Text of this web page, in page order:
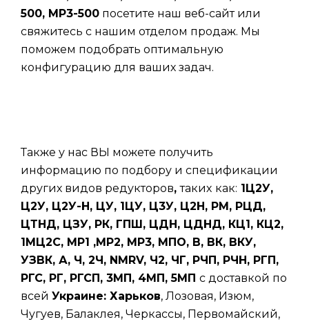
500, МР3-500 посетите наш веб-сайт или
свяжитесь с нашим отделом продаж. Мы
поможем подобрать оптимальную
конфигурацию для ваших задач.
Также у нас ВЫ можете получить
информацию по подбору и спецификации
других видов редукторов,таких как: 1Ц2У,
Ц2У, Ц2У-Н, ЦУ, 1ЦУ, Ц3У, Ц2Н, РМ, РЦД,
ЦТНД, ЦЗУ, РК, ГПШ, ЦДН, ЦДНД, КЦ1, КЦ2,
1МЦ2С, МР1 ,МР2, МР3, МПО, В, ВК, ВКУ,
УЗВК, А, Ч, 2Ч, NMRV, Ч2, ЧГ, РЧП, РЧН, РГП,
РГС, РГ, РГСП, 3МП, 4МП, 5МП с доставкой по
всей Украине: Харьков, Лозовая, Изюм,
Чугуев, Балаклея, Черкассы, Первомайский,